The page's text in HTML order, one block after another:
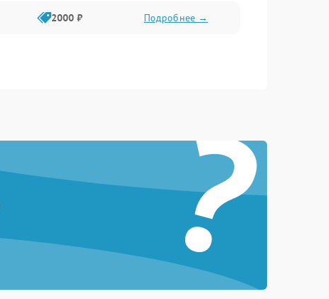
2000 ₽ Подробнее →
?